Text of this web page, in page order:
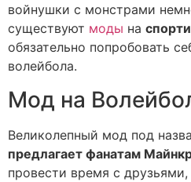
войнушки с монстрами
существуют моды на
обязательно попробовать
волейбола.
Мод на
Великолепный мод под
предлагает фанатам
провести время с